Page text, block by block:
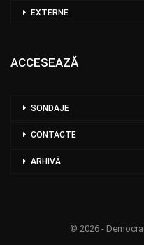
EXTERNE
ACCESEAZĂ
SONDAJE
CONTACTE
ARHIVĂ
© 2026 -